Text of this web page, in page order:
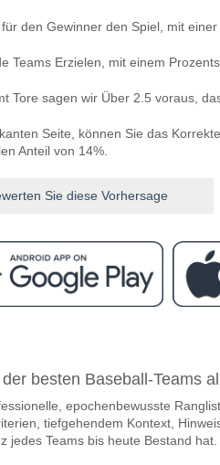
den Gewinner den Spiel, mit
Teams Erzielen, mit einem
Tore sagen wir Über 2.5 voraus,
Seite, können Sie das
Anteil von 14%.
Sie diese Vorhersage
zwischen Barcelona v Real Madrid 10
Lieblingsteam, zwischen
für den Gewinner den Spiel, mit
besten Baseball-Teams
epochenbewusste
tiefgehendem Kontext,
jedes Teams bis heute Bestand hat.